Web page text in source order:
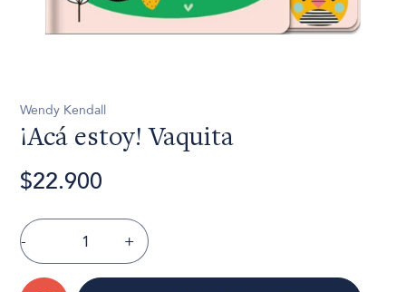
Wendy Kendall
¡Acá estoy! Vaquita
$22.900
- +